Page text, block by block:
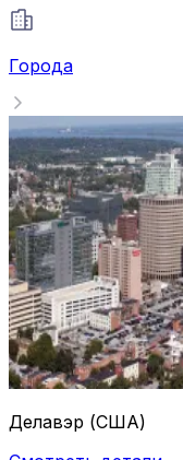
Города
Делавэр (США)